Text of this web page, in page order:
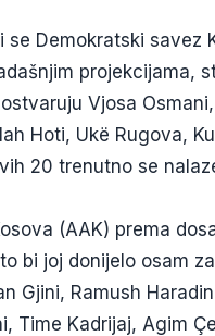
Demokratski savez
projekcijama,
Vjosa
Hoti, Ukë Rugova,
20 trenutno se
(AAK) prema
bi joj donijelo osam
Gjini, Ramush
Time Kadrijaj, Agim